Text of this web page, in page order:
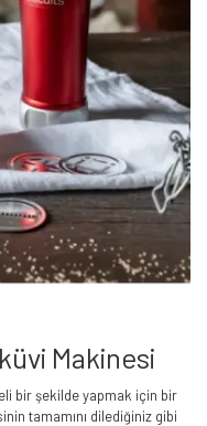
Makinesi
bir şekilde yapmak için bir
tamamını dilediğiniz gibi